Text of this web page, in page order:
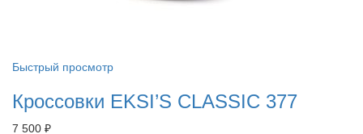
Быстрый просмотр
Кроссовки EKSI’S CLASSIC 377
7 500 ₽